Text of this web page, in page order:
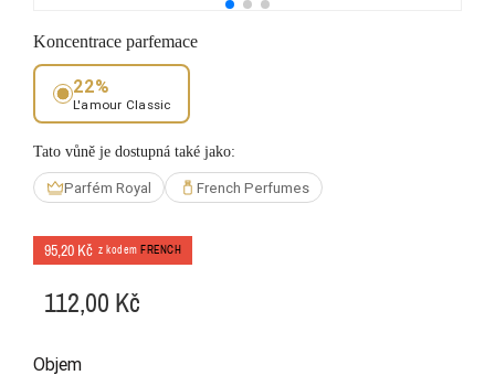
Koncentrace parfemace
22%
L'amour Classic
Tato vůně je dostupná také jako:
Parfém Royal French Perfumes
95,20 Kč z kodem FRENCH
112,00 Kč
Objem